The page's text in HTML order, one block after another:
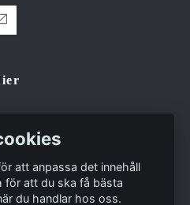
att anpassa det innehåll
för att du ska få bästa
du handlar hos oss.